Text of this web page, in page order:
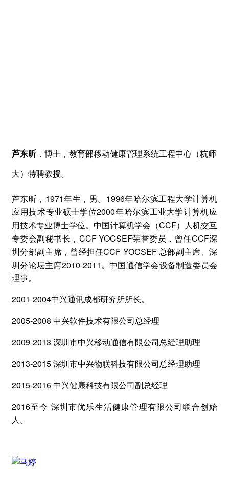
芦东昕， 博士 ，教育部移动健康管理系统工程中心（杭师
大）特聘教授。
芦东昕， 1971年生，男。 1996年哈尔滨工程大学计算机
应用技术专业硕士学位2000年哈尔滨工业大学计算机应
用技术专业博士学位。中国计算机学会（CCF）人机交互
专委会副秘书长， CCF YOCSEF荣誉委员，曾任CCF深
圳分部副主席，曾经担任CCF YOCSEF总部副主席、深
圳分论坛主席2010-2011 。中国通信学会设备制造委员会
理事。
2001-2004中兴通讯成都研究所所长。
2005-2008 中兴软件技术有限公司总经理
2009-2013 深圳市中兴移动通信有限公司总经理助理
2013-2015 深圳市中兴物联科技有限公司总经理助理
2015-2016 中兴健康科技有限公司副总经理
2016至今 深圳市优乐生活健康管理有限公司联合创始
人。